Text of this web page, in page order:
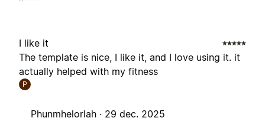
I like it
The template is nice, I like it, and I love using it. it
actually helped with my fitness
P
Phunmhelorlah · 29 dec. 2025